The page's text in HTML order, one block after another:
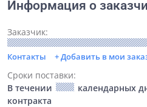
Информация о
Заказчик:
Контакты + Добавить в мои
Сроки поставки:
В течении
календарных
контракта